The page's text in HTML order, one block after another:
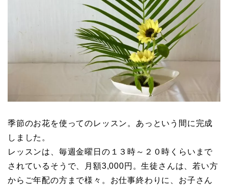
季節のお花を使ってのレッスン。あっという間に完成
しました。
レッスンは、毎週金曜日の１３時～２０時くらいまで
されているそうで、月額3,000円。生徒さんは、若い方
からご年配の方まで様々。お仕事終わりに、お子さん